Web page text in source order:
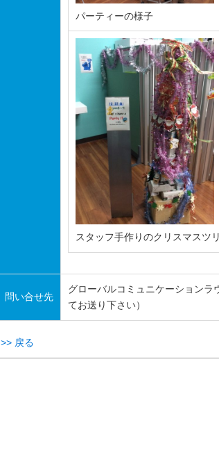
パーティーの様子
スタッフ手作りのクリスマスツ
問い合せ先
グローバルコミュニケーション
てお送り下さい）
>> 戻る